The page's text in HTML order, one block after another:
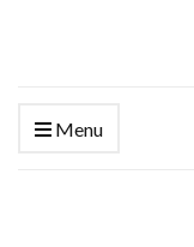
Menu